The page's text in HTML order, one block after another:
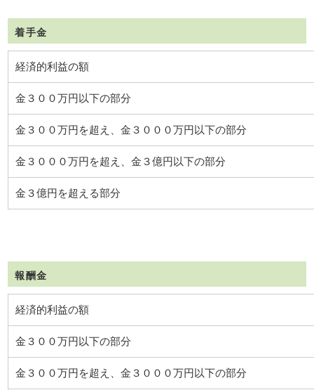
着手金
経済的利益の額
金３００万円以下の部分
金３００万円を超え、金３０００万円以下の部分
金３０００万円を超え、金３億円以下の部分
金３億円を超える部分
報酬金
経済的利益の額
金３００万円以下の部分
金３００万円を超え、金３０００万円以下の部分